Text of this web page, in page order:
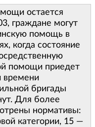
остается
граждане могут
помощь в
когда состояние
помощи приедет
времени
бригады
Для более
нормативы:
категории, 15 —